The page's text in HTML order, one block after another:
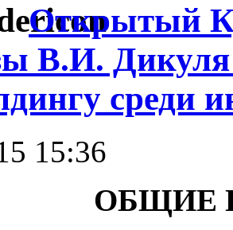
Открытый
В.И.
среди
15:36
ОБЩИЕ